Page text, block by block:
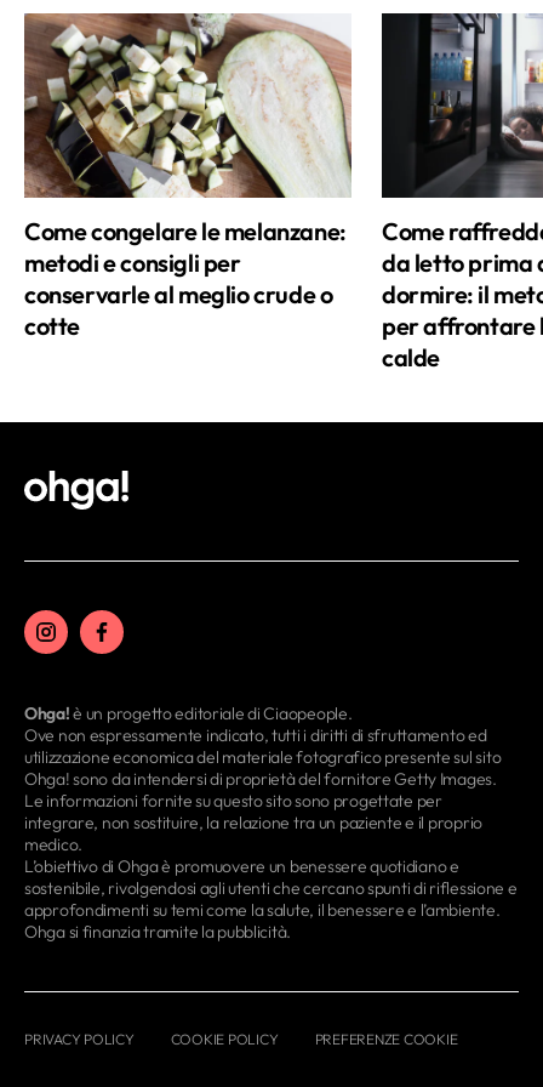
Come congelare le melanzane:
metodi e consigli per
conservarle al meglio crude o
cotte
Come
da letto prima
dormire: il
per affrontare
calde
Ohga!è un progetto editoriale di Ciaopeople.
Ove non espressamente indicato, tutti i diritti di sfruttamento ed
utilizzazione economica del materiale fotografico presente sul sito
Ohga! sono da intendersi di proprietà del fornitore Getty Images.
Le informazioni fornite su questo sito sono progettate per
integrare, non sostituire, la relazione tra un paziente e il proprio
medico.
L’obiettivo di Ohga è promuovere un benessere quotidiano e
sostenibile, rivolgendosi agli utenti che cercano spunti di riflessione e
approfondimenti su temi come la salute, il benessere e l’ambiente.
Ohga si finanzia tramite la pubblicità.
PRIVACY POLICY COOKIE POLICY PREFERENZE COOKIE